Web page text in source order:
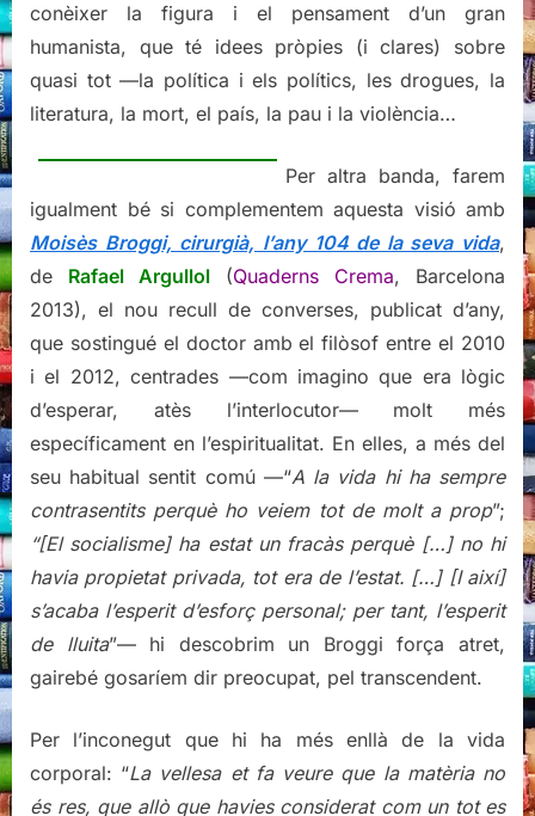
conèixer la figura i el pensament d’un gran
humanista, que té idees pròpies (i clares) sobre
quasi tot —la política i els polítics, les drogues, la
literatura, la mort, el país, la pau i la violència…
Per altra banda, farem
igualment bé si complementem aquesta visió amb
Moisès Broggi, cirurgià, l’any 104 de la seva vida,
de Rafael Argullol (Quaderns Crema, Barcelona
2013), el nou recull de converses, publicat d’any,
que sostingué el doctor amb el filòsof entre el 2010
i el 2012, centrades —com imagino que era lògic
d’esperar, atès l’interlocutor— molt més
específicament en l’espiritualitat. En elles, a més del
seu habitual sentit comú —“A la vida hi ha sempre
contrasentits perquè ho veiem tot de molt a prop”;
“[El socialisme] ha estat un fracàs perquè […] no hi
havia propietat privada, tot era de l’estat. […] [I així]
s’acaba l’esperit d’esforç personal; per tant, l’esperit
de lluita”— hi descobrim un Broggi força atret,
gairebé gosaríem dir preocupat, pel transcendent.
Per l’inconegut que hi ha més enllà de la vida
corporal: “La vellesa et fa veure que la matèria no
és res, que allò que havies considerat com un tot es